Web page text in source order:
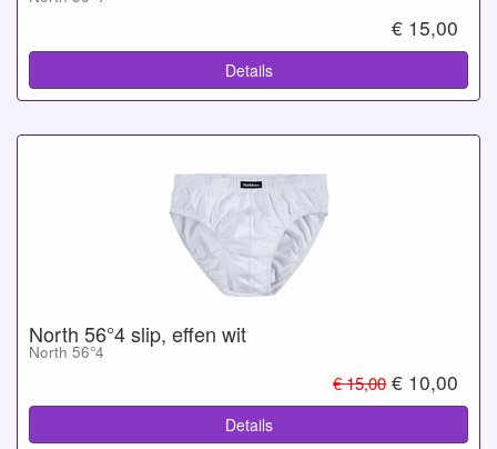
€ 15,00
Details
North 56°4 slip, effen wit
North 56°4
€ 15,00 € 10,00
Details